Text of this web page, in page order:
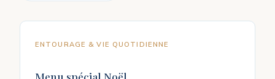
ENTOURAGE & VIE QUOTIDIENNE
Menu spécial Noël